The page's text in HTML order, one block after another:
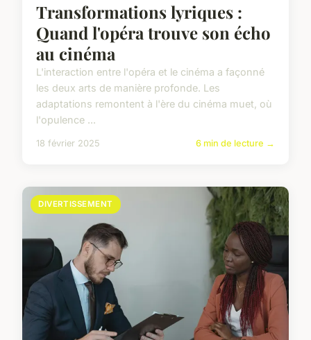
Transformations lyriques :
Quand l'opéra trouve son écho
au cinéma
L'interaction entre l'opéra et le cinéma a façonné
les deux arts de manière profonde. Les
adaptations remontent à l'ère du cinéma muet, où
l'opulence ...
18 février 2025 6 min de lecture →
DIVERTISSEMENT